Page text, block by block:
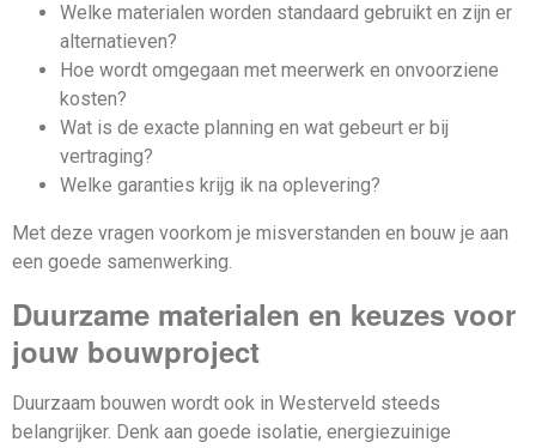
Welke materialen worden standaard gebruikt en zijn er
alternatieven?
Hoe wordt omgegaan met meerwerk en onvoorziene
kosten?
Wat is de exacte planning en wat gebeurt er bij
vertraging?
Welke garanties krijg ik na oplevering?
Met deze vragen voorkom je misverstanden en bouw je aan
een goede samenwerking.
Duurzame materialen en keuzes voor
jouw bouwproject
Duurzaam bouwen wordt ook in Westerveld steeds
belangrijker. Denk aan goede isolatie, energiezuinige